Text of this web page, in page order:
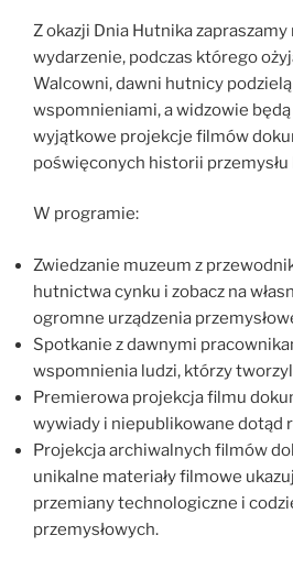
Z okazji Dnia Hutnika
wydarzenie, podczas którego
Walcowni, dawni hutnicy
wspomnieniami, a widzowie
wyjątkowe projekcje filmów
poświęconych historii
W programie:
Zwiedzanie muzeum z
hutnictwa cynku i zobacz na
ogromne urządzenia
Spotkanie z dawnymi
wspomnienia ludzi, którzy
Premierowa projekcja filmu
wywiady i niepublikowane dotąd
Projekcja archiwalnych filmów
unikalne materiały filmowe
przemiany technologiczne i
przemysłowych.